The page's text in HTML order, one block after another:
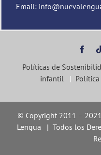
Email:
Políticas de
infantil |
© Copyright 2011 –
Lengua | Todos los